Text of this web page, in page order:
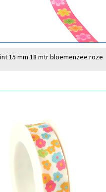
15 mm 18 mtr bloemenzee roze